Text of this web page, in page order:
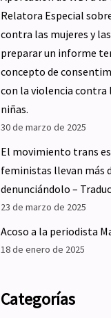
Relatora Especial
contra las mujeres y
preparar un informe
concepto de
con la violencia contra
niñas.
30 de marzo de 2025
El movimiento trans
feministas llevan más
denunciándolo –
23 de marzo de 2025
Acoso a la periodista
18 de enero de 2025
Categorías